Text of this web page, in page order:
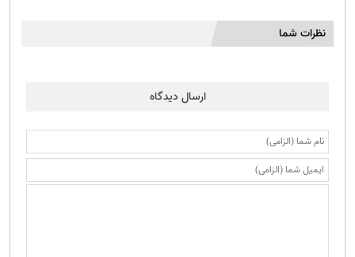
نظرات شما
ارسال دیدگاه